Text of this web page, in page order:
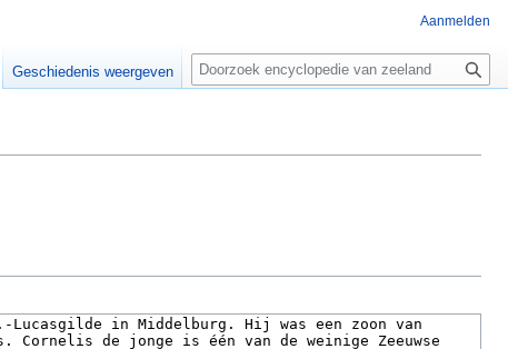
Aanmelden
Geschiedenis weergeven
Z
e